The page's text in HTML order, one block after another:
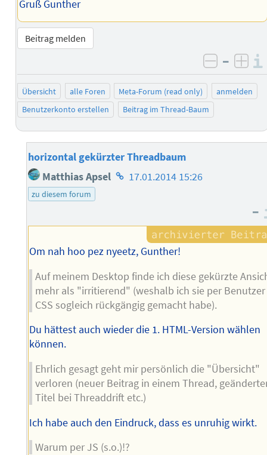
Gruß Gunther
Beitrag melden
negativ
–
Übersicht alle Foren Meta-Forum (read only)
anmelden
Benutzerkonto erstellen
Beitrag im Thread-Baum
horizontal gekürzter Threadbaum
Matthias Apsel Homepage
17.01.2014 15:26
zu diesem forum
–
Om nah hoo pez nyeetz, Gunther!
Auf meinem Desktop finde ich diese gekürzte
mehr als "irritierend" (weshalb ich sie per Benutzer
CSS sogleich rückgängig gemacht habe).
Du hättest auch wieder die 1. HTML-Version wählen
können.
Ehrlich gesagt geht mir persönlich die "Übersicht"
verloren (neuer Beitrag in einem Thread,
Titel bei Threaddrift etc.)
Ich habe auch den Eindruck, dass es unruhig wirkt.
Warum per JS (s.o.)!?